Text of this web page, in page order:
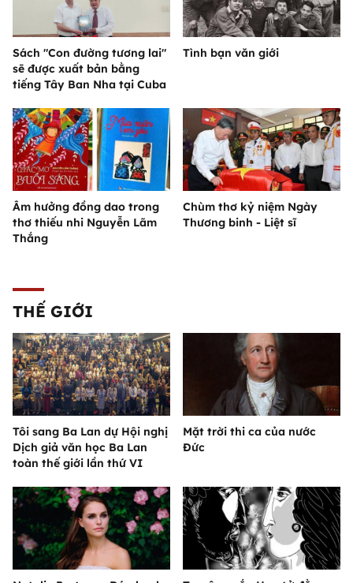
Sách "Con đường tương lai"
sẽ được xuất bản bằng
tiếng Tây Ban Nha tại Cuba
Tình bạn văn giới
Âm hưởng đồng dao trong
thơ thiếu nhi Nguyễn Lãm
Thắng
Chùm thơ kỷ niệm Ngày
Thương binh - Liệt sĩ
THẾ GIỚI
Tôi sang Ba Lan dự Hội nghị
Dịch giả văn học Ba Lan
toàn thế giới lần thứ VI
Mặt trời thi ca của nước
Đức